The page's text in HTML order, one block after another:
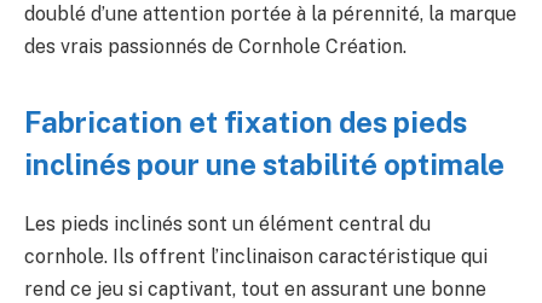
doublé d’une attention portée à la pérennité, la marque
des vrais passionnés de Cornhole Création.
Fabrication et fixation des pieds
inclinés pour une stabilité optimale
Les pieds inclinés sont un élément central du
cornhole. Ils offrent l’inclinaison caractéristique qui
rend ce jeu si captivant, tout en assurant une bonne